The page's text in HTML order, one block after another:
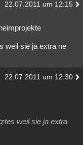
22.07.2011 um 12:15
weil sie ja extra ne
22.07.2011 um 12:30
weil sie ja extra